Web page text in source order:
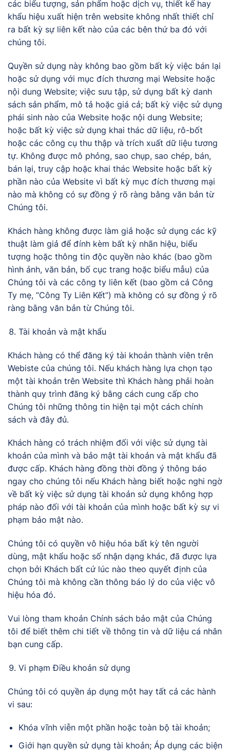
các biểu tượng, sản phẩm hoặc dịch vụ, thiết kế hay
khẩu hiệu xuất hiện trên website không nhất thiết chỉ
ra bất kỳ sự liên kết nào của các bên thứ ba đó với
chúng tôi.
Quyền sử dụng này không bao gồm bất kỳ việc bán lại
hoặc sử dụng với mục đích thương mại Website hoặc
nội dung Website; việc sưu tập, sử dụng bất kỳ danh
sách sản phẩm, mô tả hoặc giá cả; bất kỳ việc sử dụng
phái sinh nào của Website hoặc nội dung Website;
hoặc bất kỳ việc sử dụng khai thác dữ liệu, rô-bốt
hoặc các công cụ thu thập và trích xuất dữ liệu tương
tự. Không được mô phỏng, sao chụp, sao chép, bán,
bán lại, truy cập hoặc khai thác Website hoặc bất kỳ
phần nào của Website vì bất kỳ mục đích thương mại
nào mà không có sự đồng ý rõ ràng bằng văn bản từ
Chúng tôi.
Khách hàng không được làm giả hoặc sử dụng các kỹ
thuật làm giả để đính kèm bất kỳ nhãn hiệu, biểu
tượng hoặc thông tin độc quyền nào khác (bao gồm
hình ảnh, văn bản, bố cục trang hoặc biểu mẫu) của
Chúng tôi và các công ty liên kết (bao gồm cả Công
Ty mẹ, “Công Ty Liên Kết”) mà không có sự đồng ý rõ
ràng bằng văn bản từ Chúng tôi.
Tài khoản và mật khẩu
Khách hàng có thể đăng ký tài khoản thành viên trên
Webiste của chúng tôi. Nếu khách hàng lựa chọn tạo
một tài khoản trên Website thì Khách hàng phải hoàn
thành quy trình đăng ký bằng cách cung cấp cho
Chúng tôi những thông tin hiện tại một cách chính
sách và đây đủ.
Khách hàng có trách nhiệm đối với việc sử dụng tài
khoản của mình và bảo mật tài khoản và mật khẩu đã
được cấp. Khách hàng đồng thời đồng ý thông báo
ngay cho chúng tôi nếu Khách hàng biết hoặc nghi ngờ
về bất kỳ việc sử dụng tài khoản sử dụng không hợp
pháp nào đối với tài khoản của mình hoặc bất kỳ sự vi
phạm bảo mật nào.
Chúng tôi có quyền vô hiệu hóa bất kỳ tên người
dùng, mật khẩu hoặc số nhận dạng khác, đã được lựa
chọn bởi Khách bất cứ lúc nào theo quyết định của
Chúng tôi mà không cần thông báo lý do của việc vô
hiệu hóa đó.
Vui lòng tham khoản Chính sách bảo mật của Chúng
tôi để biết thêm chi tiết về thông tin và dữ liệu cá nhân
bạn cung cấp.
Vi phạm Điều khoản sử dụng
Chúng tôi có quyền áp dụng một hay tất cả các hành
vi sau:
Khóa vĩnh viễn một phần hoặc toàn bộ tài khoản;
Giới hạn quyền sử dụng tài khoản; Áp dụng các biện